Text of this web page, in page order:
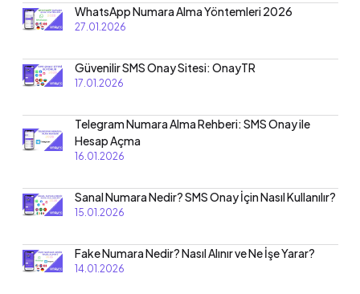
WhatsApp Numara Alma Yöntemleri 2026
27.01.2026
Güvenilir SMS Onay Sitesi: OnayTR
17.01.2026
Telegram Numara Alma Rehberi: SMS Onay ile
Hesap Açma
16.01.2026
Sanal Numara Nedir? SMS Onay İçin Nasıl Kullanılır?
15.01.2026
Fake Numara Nedir? Nasıl Alınır ve Ne İşe Yarar?
14.01.2026